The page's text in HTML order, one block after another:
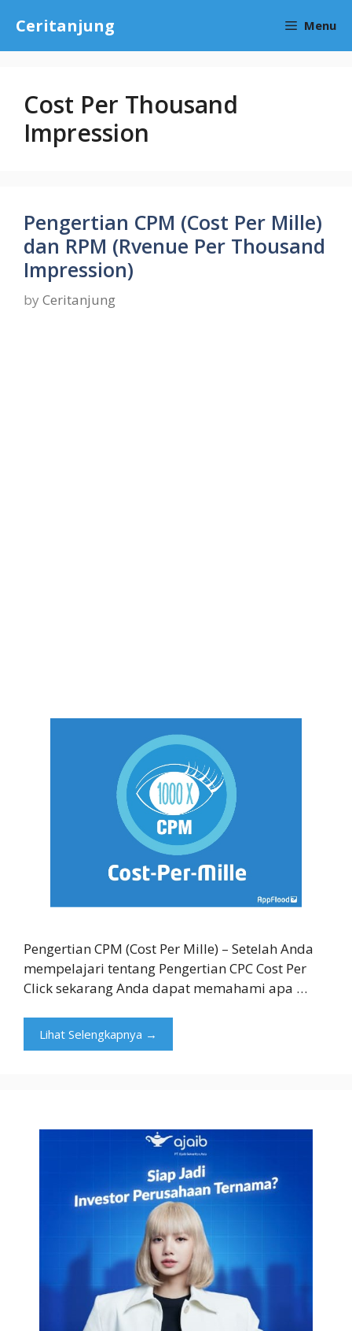
content
Ceritanjung Menu
Cost Per Thousand
Impression
Pengertian CPM (Cost Per Mille)
dan RPM (Rvenue Per Thousand
Impression)
by Ceritanjung
Pengertian CPM (Cost Per Mille) – Setelah Anda
mempelajari tentang Pengertian CPC Cost Per
Click sekarang Anda dapat memahami apa …
Lihat Selengkapnya →